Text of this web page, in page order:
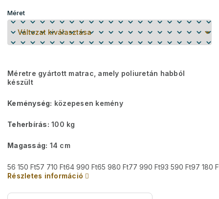
Méret
Méretre gyártott matrac, amely poliuretán habból
készült
Keménység: közepesen kemény
Teherbírás: 100 kg
Magasság: 14 cm
56 150 Ft57 710 Ft64 990 Ft65 980 Ft77 990 Ft93 590 Ft97 180
Részletes információ